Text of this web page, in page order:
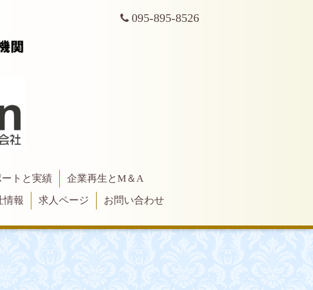
095-895-8526
トと実績
企業再生とM＆A
情報 求人ページ お問い合わせ